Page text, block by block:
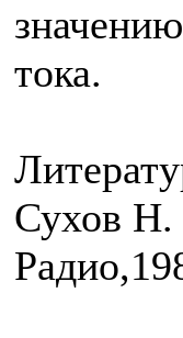
тока.
Сухов Н.